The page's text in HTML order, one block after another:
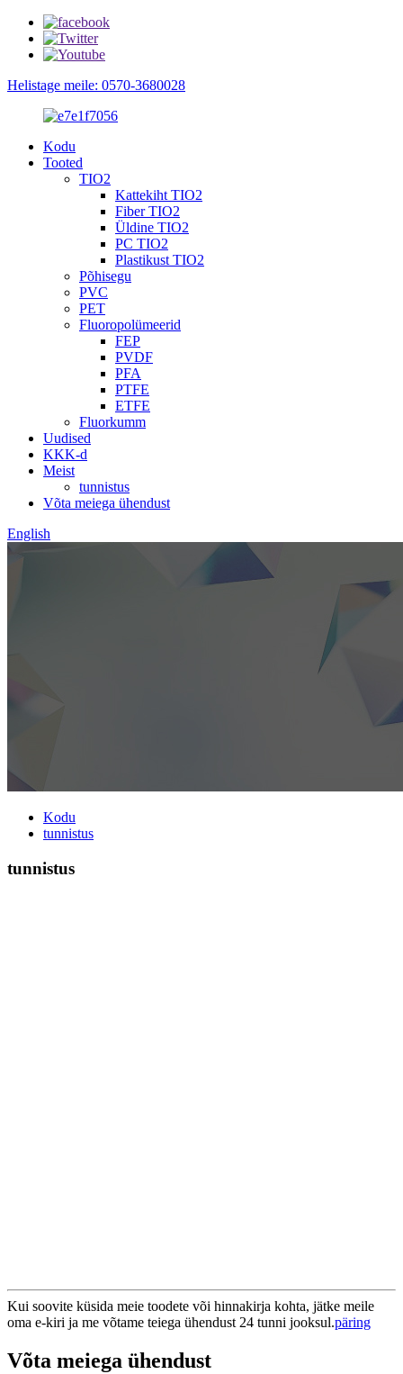
Helistage meile: 0570-3680028
Kodu
Tooted
TIO2
Kattekiht TIO2
Fiber TIO2
Üldine TIO2
PC TIO2
Plastikust TIO2
Põhisegu
PVC
PET
Fluoropolümeerid
FEP
PVDF
PFA
PTFE
ETFE
Fluorkumm
Uudised
KKK-d
Meist
tunnistus
Võta meiega ühendust
English
Kodu
tunnistus
tunnistus
Kui soovite küsida meie toodete või hinnakirja kohta, jätke meile
oma e-kiri ja me võtame teiega ühendust 24 tunni jooksul.päring
Võta meiega ühendust